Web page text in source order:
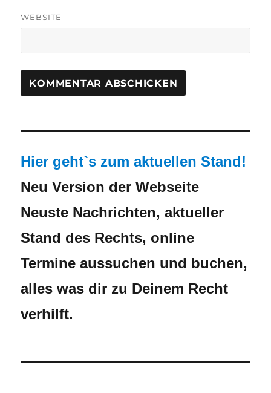
WEBSITE
Hier geht`s zum aktuellen Stand!
Neu Version der Webseite
Neuste Nachrichten, aktueller
Stand des Rechts, online
Termine aussuchen und buchen,
alles was dir zu Deinem Recht
verhilft.